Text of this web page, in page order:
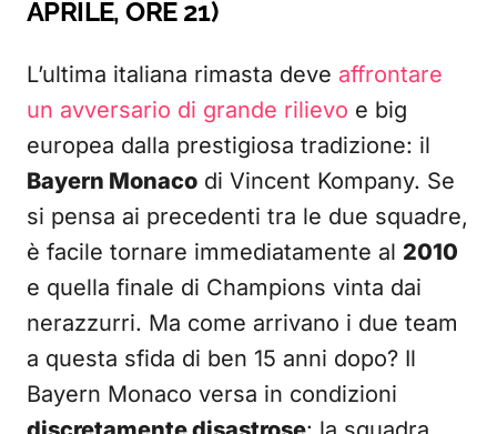
APRILE, ORE 21)
L’ultima italiana rimasta deve affrontare
un avversario di grande rilievo e big
europea dalla prestigiosa tradizione: il
Bayern Monaco di Vincent Kompany. Se
si pensa ai precedenti tra le due squadre,
è facile tornare immediatamente al 2010
e quella finale di Champions vinta dai
nerazzurri. Ma come arrivano i due team
a questa sfida di ben 15 anni dopo? Il
Bayern Monaco versa in condizioni